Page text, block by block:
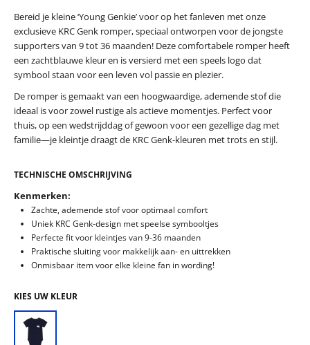
Bereid je kleine ‘Young Genkie’ voor op het fanleven met onze
exclusieve KRC Genk romper, speciaal ontworpen voor de jongste
supporters van 9 tot 36 maanden! Deze comfortabele romper heeft
een zachtblauwe kleur en is versierd met een speels logo dat
symbool staan voor een leven vol passie en plezier.
De romper is gemaakt van een hoogwaardige, ademende stof die
ideaal is voor zowel rustige als actieve momentjes. Perfect voor
thuis, op een wedstrijddag of gewoon voor een gezellige dag met
familie—je kleintje draagt de KRC Genk-kleuren met trots en stijl.
TECHNISCHE OMSCHRIJVING
Kenmerken:
Zachte, ademende stof voor optimaal comfort
Uniek KRC Genk-design met speelse symbooltjes
Perfecte fit voor kleintjes van 9-36 maanden
Praktische sluiting voor makkelijk aan- en uittrekken
Onmisbaar item voor elke kleine fan in wording!
KIES UW KLEUR